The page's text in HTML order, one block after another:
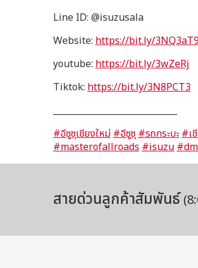
Line ID: @isuzusala
Website: https://bit.ly/
youtube: https://bit.ly/3wZeRj
Tiktok: https://bit.ly/3N8PCT3
_____________________________
#อีซูซุเชียงใหม่#อีซูซุ#รถกระบะ#เ
#masterofallroads#isuzu
สายด่วนลูกค้าสัมพันธ์